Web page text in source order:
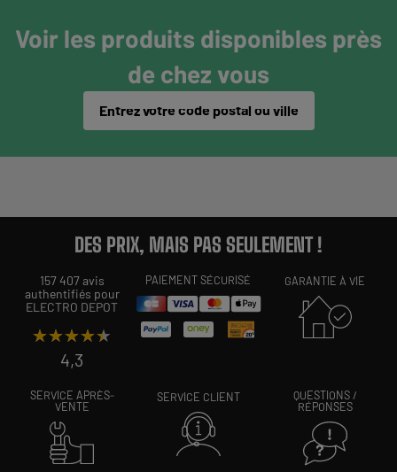
Voir les produits disponibles près
de chez vous
Entrez votre code postal ou ville
DES PRIX, MAIS PAS SEULEMENT !
157 407 avis
authentifiés pour
ELECTRO DEPOT
★★★★★
★★★★★
4,3
PAIEMENT SÉCURISÉ GARANTIE À VIE
SERVICE APRÈS-
VENTE
SERVICE CLIENT
QUESTIONS /
RÉPONSES